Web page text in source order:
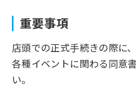
重要事項
店頭での正式手続きの際に
各種イベントに関わる同意
い。
top
page.